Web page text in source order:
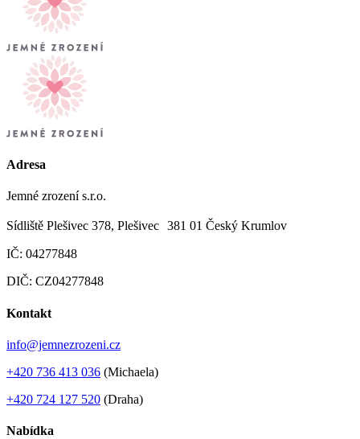
Adresa
Jemné zrození s.r.o.
Sídliště Plešivec 378, Plešivec 381 01 Český Krumlov
IČ: 04277848
DIČ: CZ04277848
Kontakt
info@jemnezrozeni.cz
+420 736 413 036 (Michaela)
+420 724 127 520 (Draha)
Nabídka